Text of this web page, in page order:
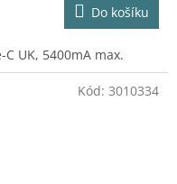
Do košíku
UK, 5400mA max.
Kód: 3010334